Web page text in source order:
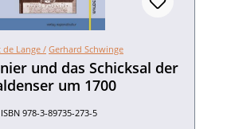
de Lange / Gerhard Schwinge
und das Schicksal der
um 1700
ISBN 978-3-89735-273-5